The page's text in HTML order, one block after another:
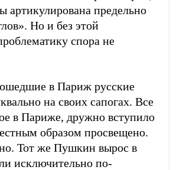
артикулирована предельно
Но и без этой
спора не
в Париж русские
на своих сапогах. Все
в Париже, дружно вступило
образом просвещено.
Тот же Пушкин вырос в
исключительно по-